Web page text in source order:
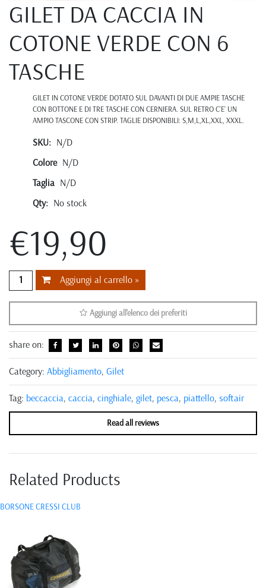
GILET DA CACCIA IN
COTONE VERDE CON 6
TASCHE
GILET IN COTONE VERDE DOTATO SUL DAVANTI DI DUE AMPIE TASCHE
CON BOTTONE E DI TRE TASCHE CON CERNIERA. SUL RETRO C’E’ UN
AMPIO TASCONE CON STRIP. TAGLIE DISPONIBILI: S,M,L,XL,XXL, XXXL.
SKU: N/D
Colore N/D
Taglia N/D
Qty: No stock
€19,90
Aggiungi al carrello »
Aggiungi all'elenco dei preferiti
share on:
Category: Abbigliamento, Gilet
Tag: beccaccia, caccia, cinghiale, gilet, pesca, piattello, softair
Read all reviews
Related Products
BORSONE CRESSI CLUB